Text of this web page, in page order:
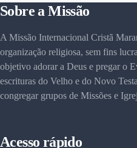
Sobre a Missão
A Missão Internacional Cristã
organização religiosa, sem fins
objetivo adorar a Deus e pregar o
escrituras do Velho e do Novo
congregar grupos de Missões e
Acesso rápido